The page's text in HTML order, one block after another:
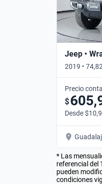
Jeep •
2019 •
Precio
$
Desde
* Las
referencial del
pueden
condiciones